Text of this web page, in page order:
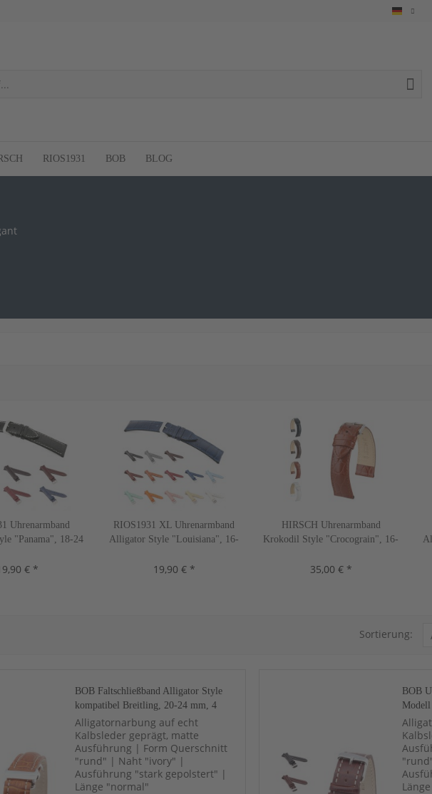
Deutsch
RIOS1931 BOB BLOG
Uhrenarmband
"Panama", 18-24
€ *
RIOS1931 XL Uhrenarmband
Alligator Style "Louisiana", 16-
19,90 € *
HIRSCH Uhrenarmband
Krokodil Style "Crocograin", 16-
35,00 € *
Sortierung:
BOB Faltschließband Alligator Style
kompatibel Breitling, 20-24 mm, 4
Farben, neu!
Alligatornarbung auf echt
Kalbsleder geprägt, matte
Ausführung | Form Querschnitt
"rund" | Naht "ivory" |
Ausführung "stark gepolstert" |
Länge "normal"
BOB
neu!